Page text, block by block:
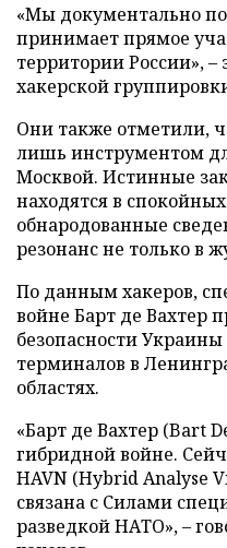
«Мы документально
принимает прямое
территории России»,
хакерской
Они также отметили,
лишь инструментом
Москвой. Истинные
находятся в
обнародованные
резонанс не только в
По данным хакеров,
войне Барт де Вахтер
безопасности
терминалов в
областях.
«Барт де Вахтер (Bart
гибридной войне.
HAVN (Hybrid Analyse
связана с Силами
разведкой НАТО», –